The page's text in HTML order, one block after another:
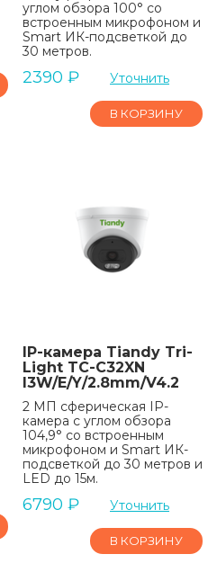
углом обзора 100° со
встроенным микрофоном и
Smart ИК-подсветкой до
30 метров.
2390 ₽ Уточнить
В КОРЗИНУ
IP-камера Tiandy Tri-
Light TC-C32XN
I3W/E/Y/2.8mm/V4.2
2 МП сферическая IP-
камера с углом обзора
104,9° со встроенным
микрофоном и Smart ИК-
подсветкой до 30 метров и
LED до 15м.
6790 ₽ Уточнить
В КОРЗИНУ